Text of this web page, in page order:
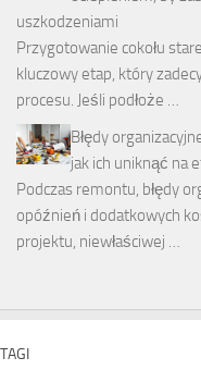
uszkodzeniami
Przygotowanie cokołu
kluczowy etap, który
procesu. Jeśli podłoże …
Błędy
jak ich uniknąć na
Podczas remontu, błędy
opóźnień i dodatkowych
projektu, niewłaściwej …
TAGI